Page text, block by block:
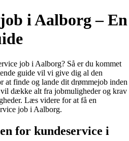
i Aalborg – En
job i Aalborg? Så er du kommet
guide vil vi give dig al den
at finde og lande dit drømmejob inden
dække alt fra jobmuligheder og krav
Læs videre for at få en
job i Aalborg.
for kundeservice i